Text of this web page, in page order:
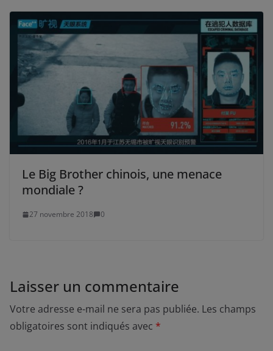
Le Big Brother chinois, une menace
mondiale ?
27 novembre 2018 0
Laisser un commentaire
Votre adresse e-mail ne sera pas publiée. Les champs
obligatoires sont indiqués avec *